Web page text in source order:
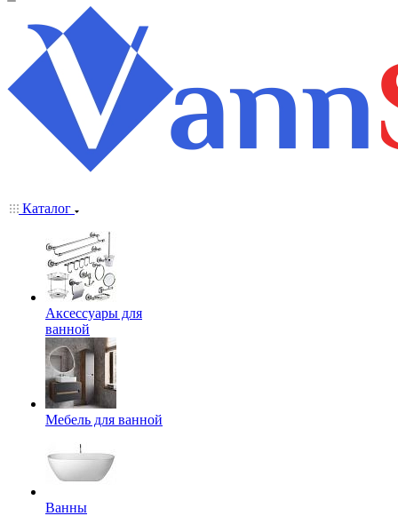
Каталог
Аксессуары для
ванной
Мебель для ванной
Ванны